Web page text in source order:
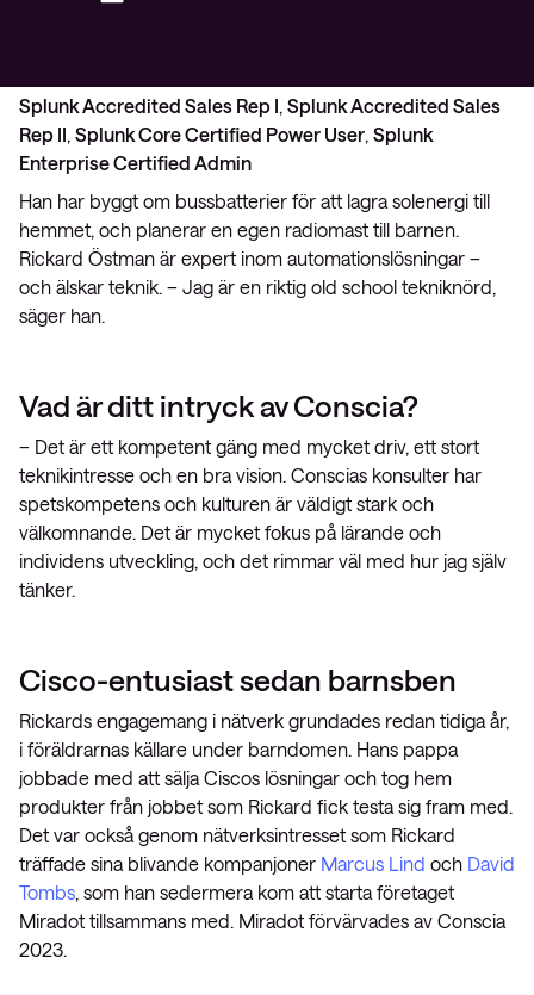
Splunk Accredited Sales Rep I, Splunk Accredited Sales
Rep II, Splunk Core Certified Power User, Splunk
Enterprise Certified Admin
Han har byggt om bussbatterier för att lagra solenergi till
hemmet, och planerar en egen radiomast till barnen.
Rickard Östman är expert inom automationslösningar –
och älskar teknik. – Jag är en riktig old school tekniknörd,
säger han.
Vad är ditt intryck av Conscia?
– Det är ett kompetent gäng med mycket driv, ett stort
teknikintresse och en bra vision. Conscias konsulter har
spetskompetens och kulturen är väldigt stark och
välkomnande. Det är mycket fokus på lärande och
individens utveckling, och det rimmar väl med hur jag själv
tänker.
Cisco-entusiast sedan barnsben
Rickards engagemang i nätverk grundades redan tidiga år,
i föräldrarnas källare under barndomen. Hans pappa
jobbade med att sälja Ciscos lösningar och tog hem
produkter från jobbet som Rickard fick testa sig fram med.
Det var också genom nätverksintresset som Rickard
träffade sina blivande kompanjoner Marcus Lind och David
Tombs, som han sedermera kom att starta företaget
Miradot tillsammans med. Miradot förvärvades av Conscia
2023.